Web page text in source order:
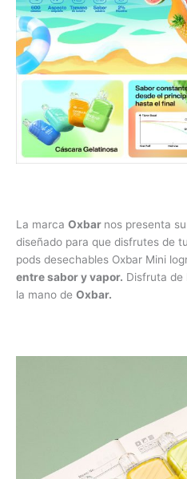
La marca Oxbar nos presenta
diseñado para que disfrutes de
pods desechables Oxbar Mini
entre sabor y vapor. Disfruta de
la mano de Oxbar.